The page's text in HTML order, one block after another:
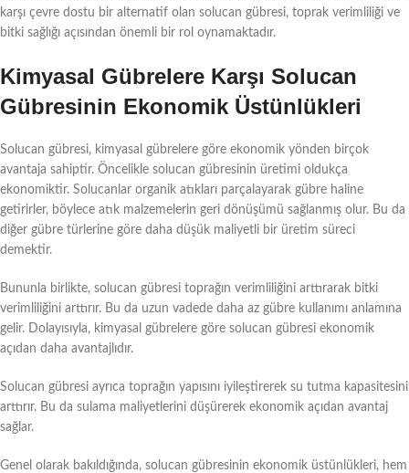
karşı çevre dostu bir alternatif olan solucan gübresi, toprak verimliliği ve
bitki sağlığı açısından önemli bir rol oynamaktadır.
Kimyasal Gübrelere Karşı Solucan
Gübresinin Ekonomik Üstünlükleri
Solucan gübresi, kimyasal gübrelere göre ekonomik yönden birçok
avantaja sahiptir. Öncelikle solucan gübresinin üretimi oldukça
ekonomiktir. Solucanlar organik atıkları parçalayarak gübre haline
getirirler, böylece atık malzemelerin geri dönüşümü sağlanmış olur. Bu da
diğer gübre türlerine göre daha düşük maliyetli bir üretim süreci
demektir.
Bununla birlikte, solucan gübresi toprağın verimliliğini arttırarak bitki
verimliliğini arttırır. Bu da uzun vadede daha az gübre kullanımı anlamına
gelir. Dolayısıyla, kimyasal gübrelere göre solucan gübresi ekonomik
açıdan daha avantajlıdır.
Solucan gübresi ayrıca toprağın yapısını iyileştirerek su tutma kapasitesini
arttırır. Bu da sulama maliyetlerini düşürerek ekonomik açıdan avantaj
sağlar.
Genel olarak bakıldığında, solucan gübresinin ekonomik üstünlükleri, hem